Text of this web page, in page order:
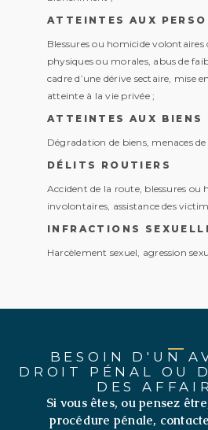
ATTEINTES AUX
Blessures ou homicide
physiques ou morales, abus de
cadre d’une dérive sectaire, mise
atteinte à la vie privée ;
ATTEINTES AUX BIENS
Dégradation de biens, menaces
DÉLITS ROUTIERS
Accident de la route, blessures ou
involontaires, assistance des
INFRACTIONS
Harcèlement sexuel, agression
BESOIN D'UN
DROIT PÉNAL OU
DES
Si vous êtes, ou pensez
procédure pénale,